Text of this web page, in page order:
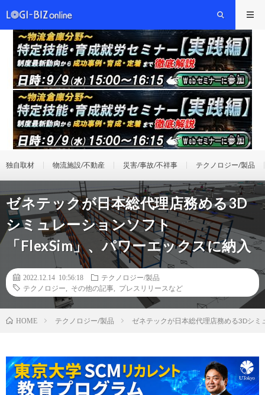
独自取材 物流施設/不動産 災害/事故/不祥事 テクノロジー/製品
ゼネテックが日本総代理店務める3D
シミュレーションソフト
「FlexSim」、パワーエックスに納入
2022.12.14 10:56:18
テクノロジー/製品
テクノロジー
その他の記事 プレスリリースなど
HOME テクノロジー/製品 ゼネテックが日本総代理店務める3Dシ